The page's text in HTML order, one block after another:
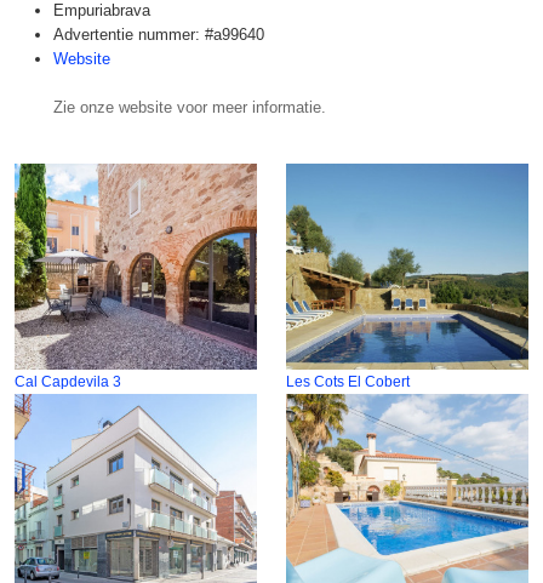
Empuriabrava
Advertentie nummer: #a99640
Website
Zie onze website voor meer informatie.
Cal Capdevila 3 Les Cots El Cobert